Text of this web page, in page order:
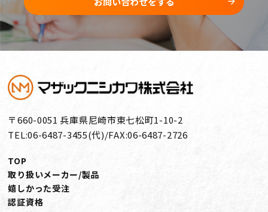
〒660-0051 兵庫県尼崎市東七松町1-10-2
TEL:06-6487-3455(代)/FAX:06-6487-2726
TOP
取り扱いメーカー/製品
嬉しかった受注
認証資格